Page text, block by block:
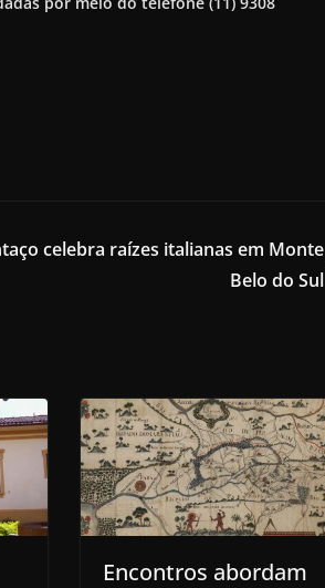
celebra raízes italianas em Monte
Belo do Sul
Encontros abordam